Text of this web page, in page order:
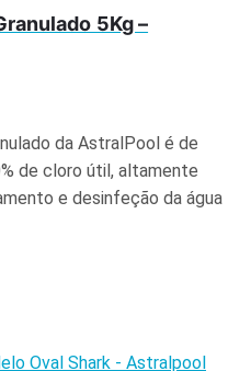
5Kg –
da AstralPool é de
de cloro útil, altamente
e desinfeção da água